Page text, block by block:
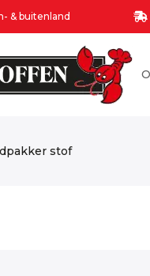
& buitenland
stof